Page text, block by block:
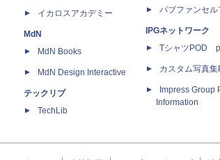
イカロスアカデミー
MdN
MdN Books
MdN Design Interactive
テックリブ
TechLib
パブファンセル
IPGネットワーク
TシャツPOD
カスタム写真
Impress Group
Information